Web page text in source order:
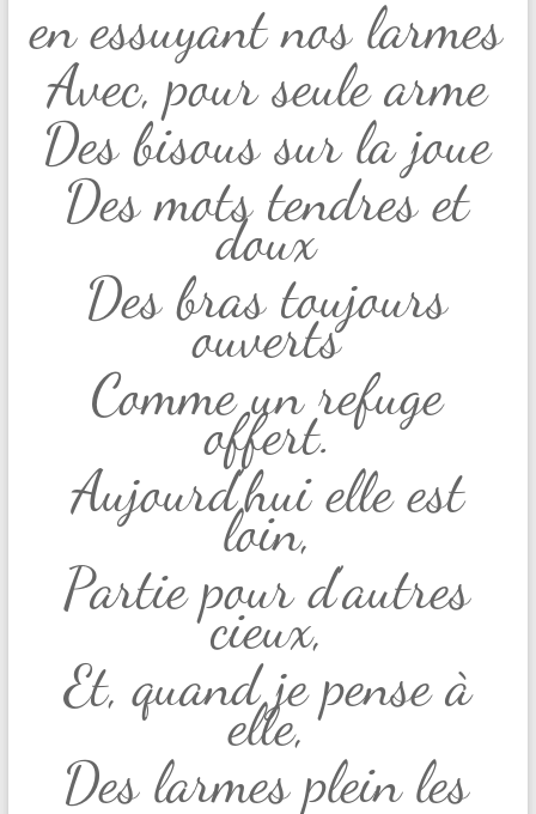
en essuyant nos larmes
Avec, pour seule arme
Des bisous sur la joue
Des mots tendres et
doux
Des bras toujours
ouverts
Comme un refuge
offert.
Aujourd’hui elle est
loin,
Partie pour d’autres
cieux,
Et, quand je pense à
elle,
Des larmes plein les